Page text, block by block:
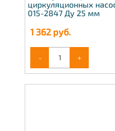
циркуляционных
015-2847 Ду 25 мм
1 362 руб.
- +